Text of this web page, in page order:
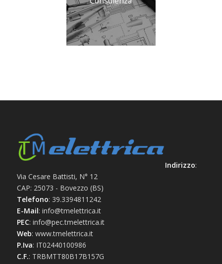
Indirizzo:
Via Cesare Battisti, N° 12
CAP: 25073 - Bovezzo (BS)
Telefono: 39.3394811242
E-Mail: info@tmelettrica.it
PEC: info@pec.tmelettrica.it
Web: www.tmelettrica.it
P.Iva: IT02440100986
C.F.: TRBMTT80B17B157G